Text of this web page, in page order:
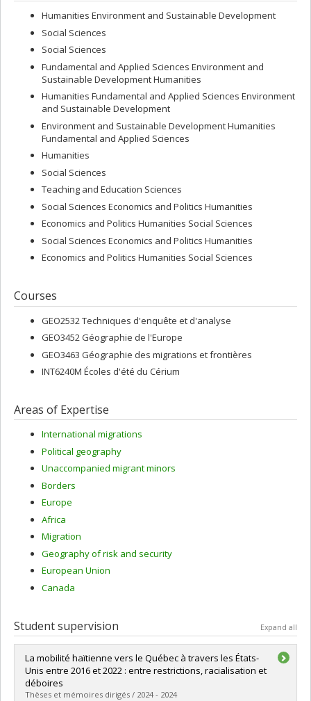
Humanities Environment and Sustainable Development
Social Sciences
Social Sciences
Fundamental and Applied Sciences Environment and
Sustainable Development Humanities
Humanities Fundamental and Applied Sciences Environment
and Sustainable Development
Environment and Sustainable Development Humanities
Fundamental and Applied Sciences
Humanities
Social Sciences
Teaching and Education Sciences
Social Sciences Economics and Politics Humanities
Economics and Politics Humanities Social Sciences
Social Sciences Economics and Politics Humanities
Economics and Politics Humanities Social Sciences
Courses
GEO2532 Techniques d'enquête et d'analyse
GEO3452 Géographie de l'Europe
GEO3463 Géographie des migrations et frontières
INT6240M Écoles d'été du Cérium
Areas of Expertise
International migrations
Political geography
Unaccompanied migrant minors
Borders
Europe
Africa
Migration
Geography of risk and security
European Union
Canada
Student supervision Expand all
La mobilité haïtienne vers le Québec à travers les États-
Unis entre 2016 et 2022 : entre restrictions, racialisation et
déboires
Thèses et mémoires dirigés / 2024 - 2024